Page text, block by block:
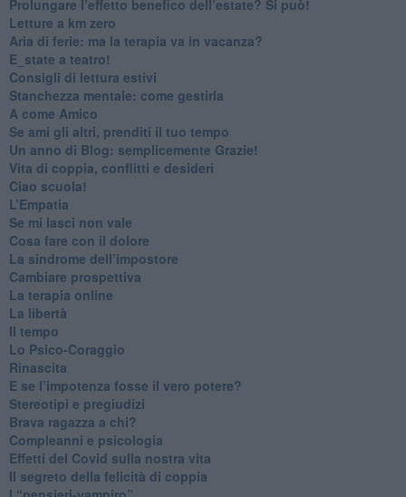
Prolungare l’effetto benefico dell’estate? Si può!
​Letture a km zero
​Aria di ferie: ma la terapia va in vacanza?
​E_state a teatro!
​Consigli di lettura estivi
​Stanchezza mentale: come gestirla
​A come Amico
​Se ami gli altri, prenditi il tuo tempo
​Un anno di Blog: semplicemente Grazie!
​Vita di coppia, conflitti e desideri
​Ciao scuola!
​L’Empatia
​Se mi lasci non vale
Cosa fare con il dolore
​La sindrome dell’impostore
​Cambiare prospettiva
La terapia online
La libertà
​Il tempo
​Lo Psico-Coraggio
Rinascita
​E se l’impotenza fosse il vero potere?
Stereotipi e pregiudizi
​Brava ragazza a chi?
​Compleanni e psicologia
Effetti del Covid sulla nostra vita
Il segreto della felicità di coppia